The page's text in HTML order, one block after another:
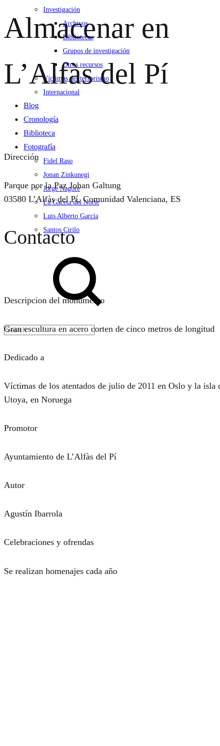
Investigación
Archivos
Bibliotecas
Grupos de investigación
Otros recursos
Víctimas del terrorismo
Internacional
Blog
Cronología
Biblioteca
Fotografía
Fidel Raso
Jonan Zinkunegi
Jorge Nagore
La Gaceta del Norte
Luis Alberto García
Santos Cirilo
Almacenar en
L’Alfàs del Pí
Dirección
Parque por la Paz Johan Galtung
03580 L’Alfàs del Pí, Comunidad Valenciana, ES
Contacto
Descripcion del monumento
Gran escultura en acero corten de cinco metros de longitud
Dedicado a
Víctimas de los atentados de julio de 2011 en Oslo y la isla
Utoya, en Noruega
Promotor
Ayuntamiento de L’Alfàs del Pí
Autor
Agustín Ibarrola
Celebraciones y ofrendas
Se realizan homenajes cada año